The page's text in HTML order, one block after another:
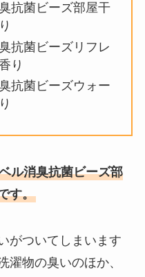
ソーで買える？売ってる
リーク セラムは薬局で買
ァンデーションの口コミ
ン】プレミオ1dayは売っ
通販楽天で買える？似た
査
こに売ってる？ドラッグ
抗菌ビーズ部屋干
抗菌ビーズリフレ
り
抗菌ビーズウォー
ル消臭抗菌ビーズ部
す。
がついてしまいます
濯物の臭いのほか、